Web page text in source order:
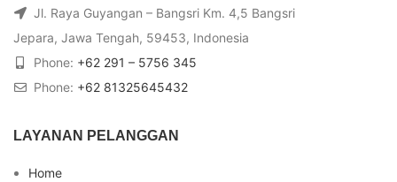
Jl. Raya Guyangan – Bangsri Km. 4,5 Bangsri
Jepara, Jawa Tengah, 59453, Indonesia
Phone: +62 291 – 5756 345
Phone: +62 81325645432
LAYANAN PELANGGAN
Home